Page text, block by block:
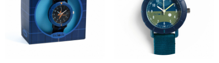
Jucarii muzicale bebelusi
Puzzle bebelusi